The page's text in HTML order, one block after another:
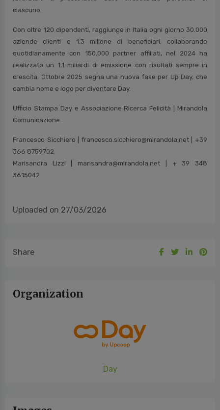
percorso che di fatto la vede già tra le aziende che hanno
confronti della comunità, persone, territorio e ambiente. A
marzo 2023 si aggiunge la certificazione per la parità di genere,
prima realtà del settore ad ottenerla, con l’obiettivo di creare un
ambiente lavorativo inclusivo e libero da qualsiasi forma di
discriminazione, garantire parità di opportunità a tutti i
lavoratori, a prescindere dalle circostanze personali di
Con oltre 120 dipendenti, raggiunge in Italia ogni giorno 30.000
quotidianamente con 150.000 partner affiliati, nel 2024 ha
realizzato un 1,1 miliardi di emissione con risultati sempre in
crescita. Ottobre 2025 segna una nuova fase per Up Day, che
cambia nome e logo per diventare Day.
Comunicazione
Marisandra Lizzi | marisandra@mirandola.net | + 39 348
Uploaded on 27/03/2026